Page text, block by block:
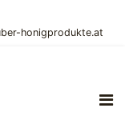
honigprodukte.at